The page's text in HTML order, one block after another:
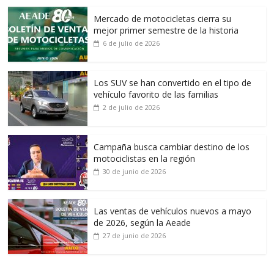
Mercado de motocicletas cierra su
mejor primer semestre de la historia
6 de julio de 2026
Los SUV se han convertido en el tipo de
vehículo favorito de las familias
2 de julio de 2026
Campaña busca cambiar destino de los
motociclistas en la región
30 de junio de 2026
Las ventas de vehículos nuevos a mayo
de 2026, según la Aeade
27 de junio de 2026